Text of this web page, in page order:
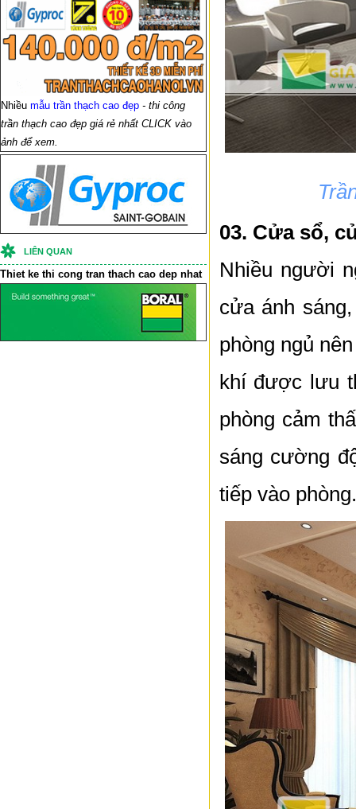
Nhiều mẫu trần thạch cao đẹp - thi công
trần thạch cao đẹp giá rẻ nhất CLICK vào
ảnh để xem.
LIÊN QUAN
Thiet ke thi cong tran thach cao dep nhat
03. Cửa sổ,
Nhiều người
cửa ánh
phòng ngủ
khí được lưu
phòng cảm
sáng cường
tiếp vào phòng.